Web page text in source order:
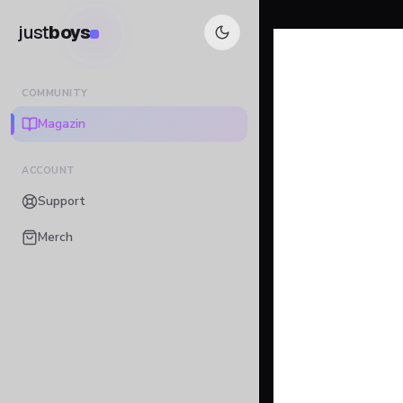
justboys
COMMUNITY
Magazin
ACCOUNT
Support
Merch